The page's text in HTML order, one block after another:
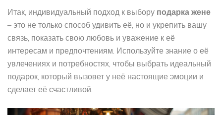
Итак, индивидуальный подход к выбору подарка жене
– это не только способ удивить её, но и укрепить вашу
связь, показать свою любовь и уважение к её
интересам и предпочтениям. Используйте знание о её
увлечениях и потребностях, чтобы выбрать идеальный
подарок, который вызовет у неё настоящие эмоции и
сделает её счастливой.